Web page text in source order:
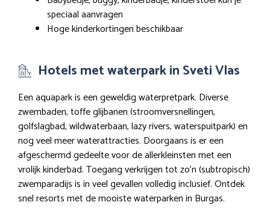
speciaal aanvragen
Hoge kinderkortingen beschikbaar
Hotels met waterpark in Sveti Vlas
Een aquapark is een geweldig waterpretpark. Diverse
zwembaden, toffe glijbanen (stroomversnellingen,
golfslagbad, wildwaterbaan, lazy rivers, waterspuitpark) en
nog veel meer waterattracties. Doorgaans is er een
afgeschermd gedeelte voor de allerkleinsten met een
vrolijk kinderbad. Toegang verkrijgen tot zo’n (subtropisch)
zwemparadijs is in veel gevallen volledig inclusief. Ontdek
snel resorts met de mooiste waterparken in Burgas.